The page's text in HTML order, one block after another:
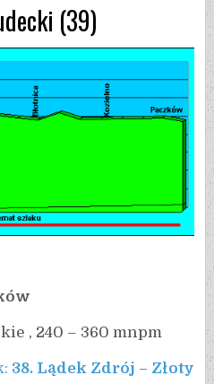
(39)
, 240 – 360 mnpm
38. Lądek Zdrój – Złoty